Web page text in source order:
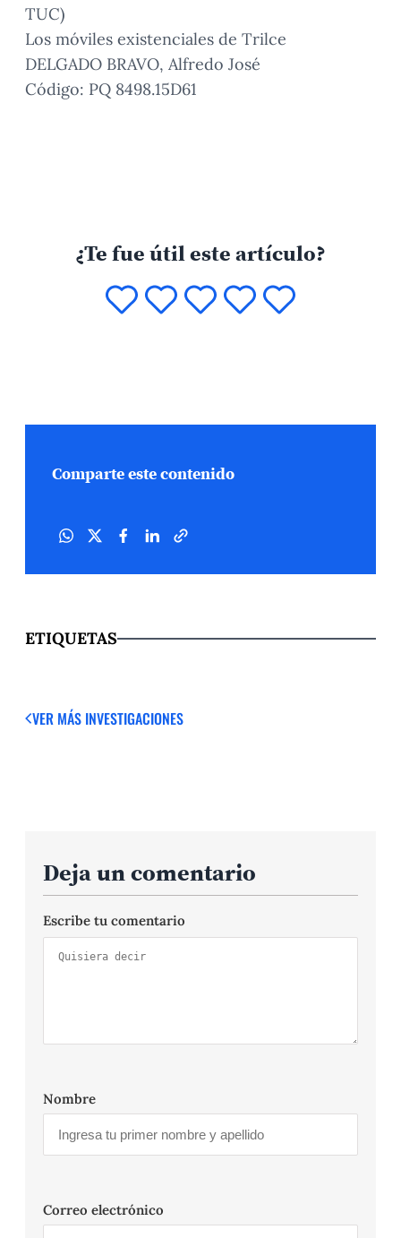
TUC)
Los móviles existenciales de Trilce
DELGADO BRAVO, Alfredo José
Código: PQ 8498.15D61
¿Te fue útil este artículo?
Comparte este contenido
ETIQUETAS
VER MÁS INVESTIGACIONES
Deja un comentario
Escribe tu comentario
Nombre
Correo electrónico